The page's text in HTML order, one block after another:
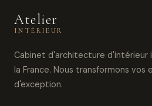
Atelier
INTÉRIEUR
Cabinet d'architecture
la France. Nous transformons vos
d'exception.